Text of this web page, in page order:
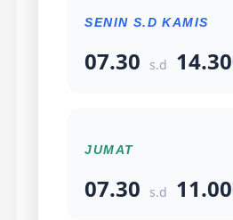
SENIN S.D KAMIS
07.30 s.d 14.30
JUMAT
07.30 s.d 11.00